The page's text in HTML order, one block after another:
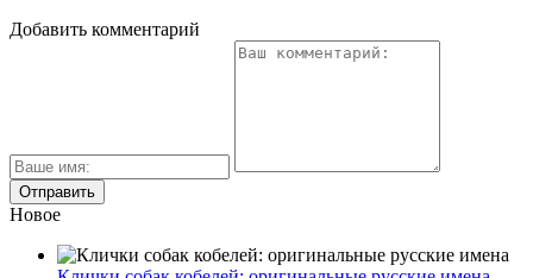
Добавить комментарий
Новое